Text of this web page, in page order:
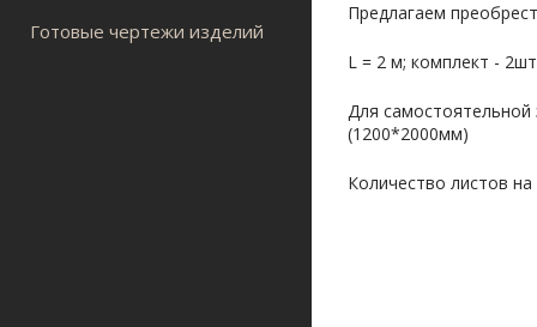
Готовые чертежи изделий
Предлагаем
L = 2 м; комплект -
Для
(1200*2000мм)
Количество листов на